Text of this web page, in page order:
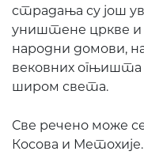
страдања су још
уништене цркве
народни домови,
вековних огњишта
широм света.
Све речено може
Косова и